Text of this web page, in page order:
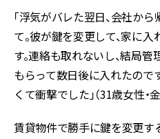
「浮気がバレた翌日、会社か
て。彼が鍵を変更して、家に
す。連絡も取れないし、結局
もらって数日後に入れたので
くて衝撃でした」（31歳女性・
賃貸物件で勝手に鍵を変更